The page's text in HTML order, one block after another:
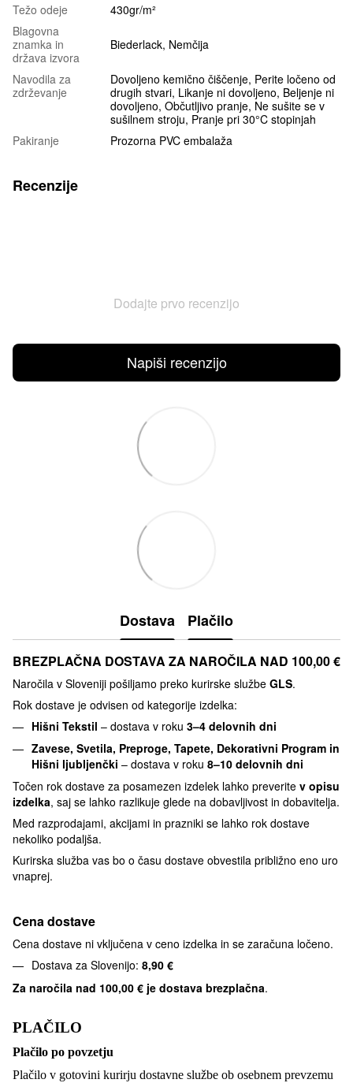
Težo odeje
430gr/m²
Blagovna
znamka in
država izvora
Biederlack, Nemčija
Navodila za
zdrževanje
Dovoljeno kemično čiščenje, Perite ločeno od
drugih stvari, Likanje ni dovoljeno, Beljenje ni
dovoljeno, Občutljivo pranje, Ne sušite se v
sušilnem stroju, Pranje pri 30°C stopinjah
Pakiranje
Prozorna PVC embalaža
Recenzije
Dodajte prvo recenzijo
Napiši recenzijo
Dostava Plačilo
BREZPLAČNA DOSTAVA ZA NAROČILA NAD 100,00 €
Naročila v Sloveniji pošiljamo preko kurirske službe GLS.
Rok dostave je odvisen od kategorije izdelka:
Hišni Tekstil – dostava v roku 3–4 delovnih dni
Zavese, Svetila, Preproge, Tapete, Dekorativni Program in
Hišni ljubljenčki – dostava v roku 8–10 delovnih dni
Točen rok dostave za posamezen izdelek lahko preverite v opisu
izdelka, saj se lahko razlikuje glede na dobavljivost in dobavitelja.
Med razprodajami, akcijami in prazniki se lahko rok dostave
nekoliko podaljša.
Kurirska služba vas bo o času dostave obvestila približno eno uro
vnaprej.
Cena dostave
Cena dostave ni vključena v ceno izdelka in se zaračuna ločeno.
Dostava za Slovenijo: 8,90 €
Za naročila nad 100,00 € je dostava brezplačna.
PLAČILO
Plačilo po povzetju
Plačilo v gotovini kurirju dostavne službe ob osebnem prevzemu